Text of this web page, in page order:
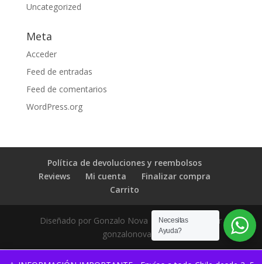
Uncategorized
Meta
Acceder
Feed de entradas
Feed de comentarios
WordPress.org
Política de devoluciones y reembolsos
Reviews
Mi cuenta
Finalizar compra
Carrito
Diseñado por Gonzalo Nova | Desarrollado por
gonzalonova.cl
Necesitas
Ayuda?